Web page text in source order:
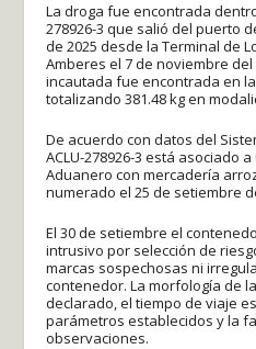
La droga fue encontrada
278926-3 que salió del puerto
de 2025 desde la Terminal de
Amberes el 7 de noviembre
incautada fue encontrada en
totalizando 381.48 kg en
De acuerdo con datos del
ACLU-278926-3 está asociado
Aduanero con mercadería
numerado el 25 de setiembre
El 30 de setiembre el
intrusivo por selección de
marcas sospechosas ni
contenedor. La morfología de
declarado, el tiempo de viaje
parámetros establecidos y la
observaciones.